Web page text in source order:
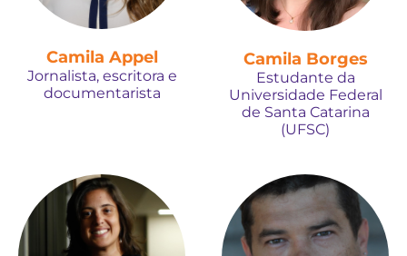
Camila Appel
Jornalista, escritora e
documentarista
Camila Borges
Estudante da
Universidade Federal
de Santa Catarina
(UFSC)